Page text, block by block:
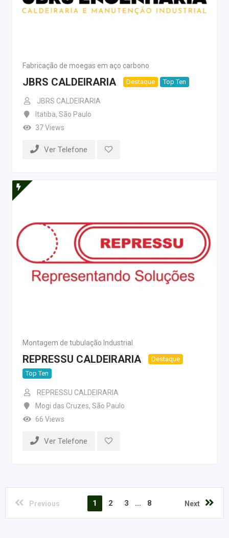
Fabricação de moegas em aço carbono
JBRS CALDEIRARIA Destaque Top Ten
JBRS CALDEIRARIA
Itatiba, São Paulo
37 Views
Ver Telefone
Montagem de tubulação Industrial
REPRESSU CALDEIRARIA
Destaque
Top Ten
REPRESSU CALDEIRARIA
Mogi das Cruzes, São Paulo
66 Views
Ver Telefone
Previous 1 2 3 ... 8 Next